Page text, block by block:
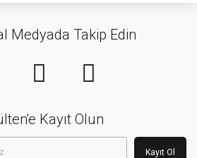
Medyada Takip Edin
Kayıt Olun
Kayıt Ol